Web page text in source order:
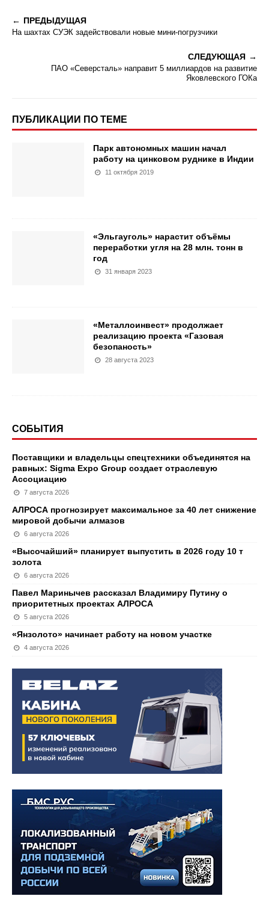
ПРЕДЫДУЩАЯ
На шахтах СУЭК задействовали новые мини-погрузчики
СЛЕДУЮЩАЯ
ПАО «Северсталь» направит 5 миллиардов на развитие
Яковлевского ГОКа
ПУБЛИКАЦИИ ПО ТЕМЕ
Парк автономных машин начал
работу на цинковом руднике в Индии
11 октября 2019
«Эльгауголь» нарастит объёмы
переработки угля на 28 млн. тонн в
год
31 января 2023
«Металлоинвест» продолжает
реализацию проекта «Газовая
безопаность»
28 августа 2023
СОБЫТИЯ
Поставщики и владельцы спецтехники объединятся на
равных: Sigma Expo Group создает отраслевую
Ассоциацию
7 августа 2026
АЛРОСА прогнозирует максимальное за 40 лет снижение
мировой добычи алмазов
6 августа 2026
«Высочайший» планирует выпустить в 2026 году 10 т
золота
6 августа 2026
Павел Маринычев рассказал Владимиру Путину о
приоритетных проектах АЛРОСА
5 августа 2026
«Янзолото» начинает работу на новом участке
4 августа 2026